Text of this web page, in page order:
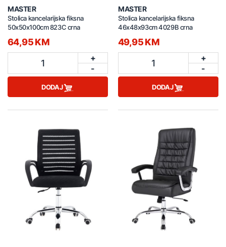
MASTER
Stolica kancelarijska fiksna
50x50x100cm 823C crna
64,95 KM
1
+
-
DODAJ
MASTER
Stolica kancelarijska fiksna
46x48x93cm 4029B crna
49,95 KM
1
+
-
DODAJ